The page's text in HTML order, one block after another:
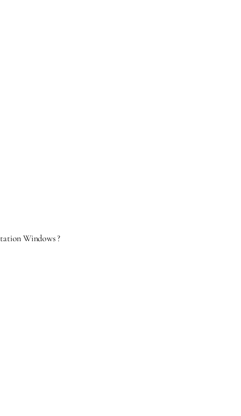
Windows ?